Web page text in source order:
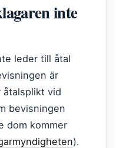
inte
leder till åtal
är
åtalsplikt vid
bevisningen
dom kommer
).